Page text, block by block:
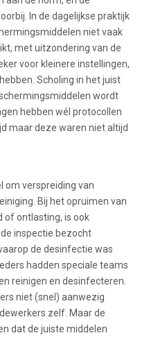
In de dagelijkse praktijk
niet vaak
met uitzondering van de
voor kleinere instellingen,
Scholing in het juist
wordt
hebben wél protocollen
maar deze waren niet altijd
om verspreiding van
Bij het opruimen van
of ontlasting, is ook
inspectie bezocht
de desinfectie was
hadden speciale teams
reinigen en desinfecteren.
niet (snel) aanwezig
zelf. Maar de
dat de juiste middelen